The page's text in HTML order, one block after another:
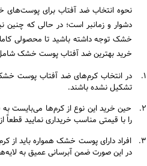
نحوه انتخاب ضد آفتاب برای
دشوار و زمانبر است؛ در حالی که
خشک توجه داشته باشید تا محصولی
خرید بهترین ضد آفتاب پوست خشک
1. در انتخاب کرم‌های ضد آفتاب پوست خشک
تشکیل نشده باشند.
2. حین خرید این نوع از کرم‌ها می‌بایست
را با قیمتی مناسب خریداری نمایید قطعاً
3. افراد دارای پوست خشک همواره باید از
در این صورت ضمن آبرسانی عمیق به